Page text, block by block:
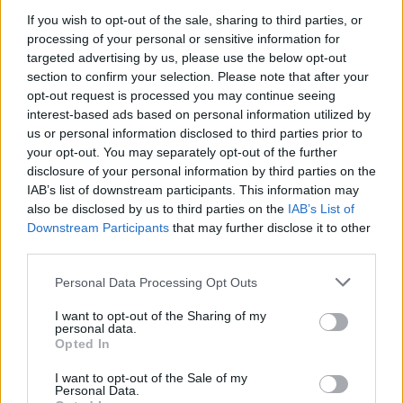
If you wish to opt-out of the sale, sharing to third parties, or
processing of your personal or sensitive information for
targeted advertising by us, please use the below opt-out
section to confirm your selection. Please note that after your
opt-out request is processed you may continue seeing
interest-based ads based on personal information utilized by
us or personal information disclosed to third parties prior to
your opt-out. You may separately opt-out of the further
disclosure of your personal information by third parties on the
IAB’s list of downstream participants. This information may
also be disclosed by us to third parties on the IAB’s List of
Downstream Participants that may further disclose it to other
Personal Data Processing Opt Outs
I want to opt-out of the Sharing of my
personal data.
Opted In
I want to opt-out of the Sale of my
Personal Data.
Bliver familiens fjerde campingplads
Gitte og Henrik Thusgaard Poulsen driver i
forvejen Toftum Bjerge Camping, Glyngøre
Camping og Himmerland Camping under navnet
Let’s Camp.
solformørkelse
Emilie Nesheim Shaw
Følg os på Discover
08. august 2026 kl. 14.00
NORDJYLLAND: Når solen går mod horisonten
onsdag 12. august, bliver det ikke en helt
almindelig sommeraften.
Nordjyder får nemlig mulighed for at opleve den
kraftigste delvise solformørkelse, der kan ses fra
Danmark frem til 2048.
Over hele landet vil Månen bevæge sig ind foran
Solen, og afhængigt af hvor i Danmark man